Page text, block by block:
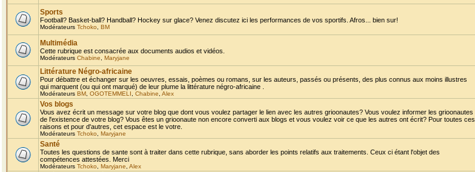
Sports
Football? Basket-ball? Handball? Hockey sur glace? Venez discutez ici les performances de vos sportifs. Afros... bien sur!
Modérateurs Tchoko BM
Multimédia
Cette rubrique est consacrée aux documents audios et vidéos.
Modérateurs Chabine Maryjane
Littérature Négro-africaine
Pour débattre et échanger sur les oeuvres, essais, poèmes ou romans, sur les auteurs, passés ou présents, des plus connus aux moins illustres
qui marquent (ou qui ont marqué) de leur plume la littérature négro-africaine .
Modérateurs BM OGOTEMMELI Chabine Alex
Vos blogs
Vous avez écrit un message sur votre blog que dont vous voulez partager le lien avec les autres grioonautes? Vous voulez informer les grioonautes
de l'existence de votre blog? Vous êtes un grioonaute non encore converti aux blogs et vous voulez voir ce que les autres ont écrit? Pour toutes ces
raisons et pour d'autres, cet espace est le votre.
Modérateurs Tchoko Maryjane
Santé
Toutes les questions de sante sont à traiter dans cette rubrique, sans aborder les points relatifs aux traitements. Ceux ci étant l'objet des
compétences attestées. Merci
Modérateurs Tchoko Maryjane Alex